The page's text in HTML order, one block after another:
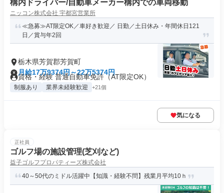
構内ドライバー/自動車メーカー構内での車両移動
ニッコン株式会社 宇都宮営業所
≪急募≫AT限定OK／車好き歓迎／ 日勤／土日休み・年間休日121
日／賞与年2回
栃木県芳賀郡芳賀町
月給17万9374円～22万5374円
資格・経験 普通自動車免許（AT限定OK）
制服あり 業界未経験歓迎 +21個
気になる
正社員
ゴルフ場の施設管理(芝刈など)
益子ゴルフプロパティーズ株式会社
40～50代のミドル活躍中【知識・経験不問】残業月平均10ｈ